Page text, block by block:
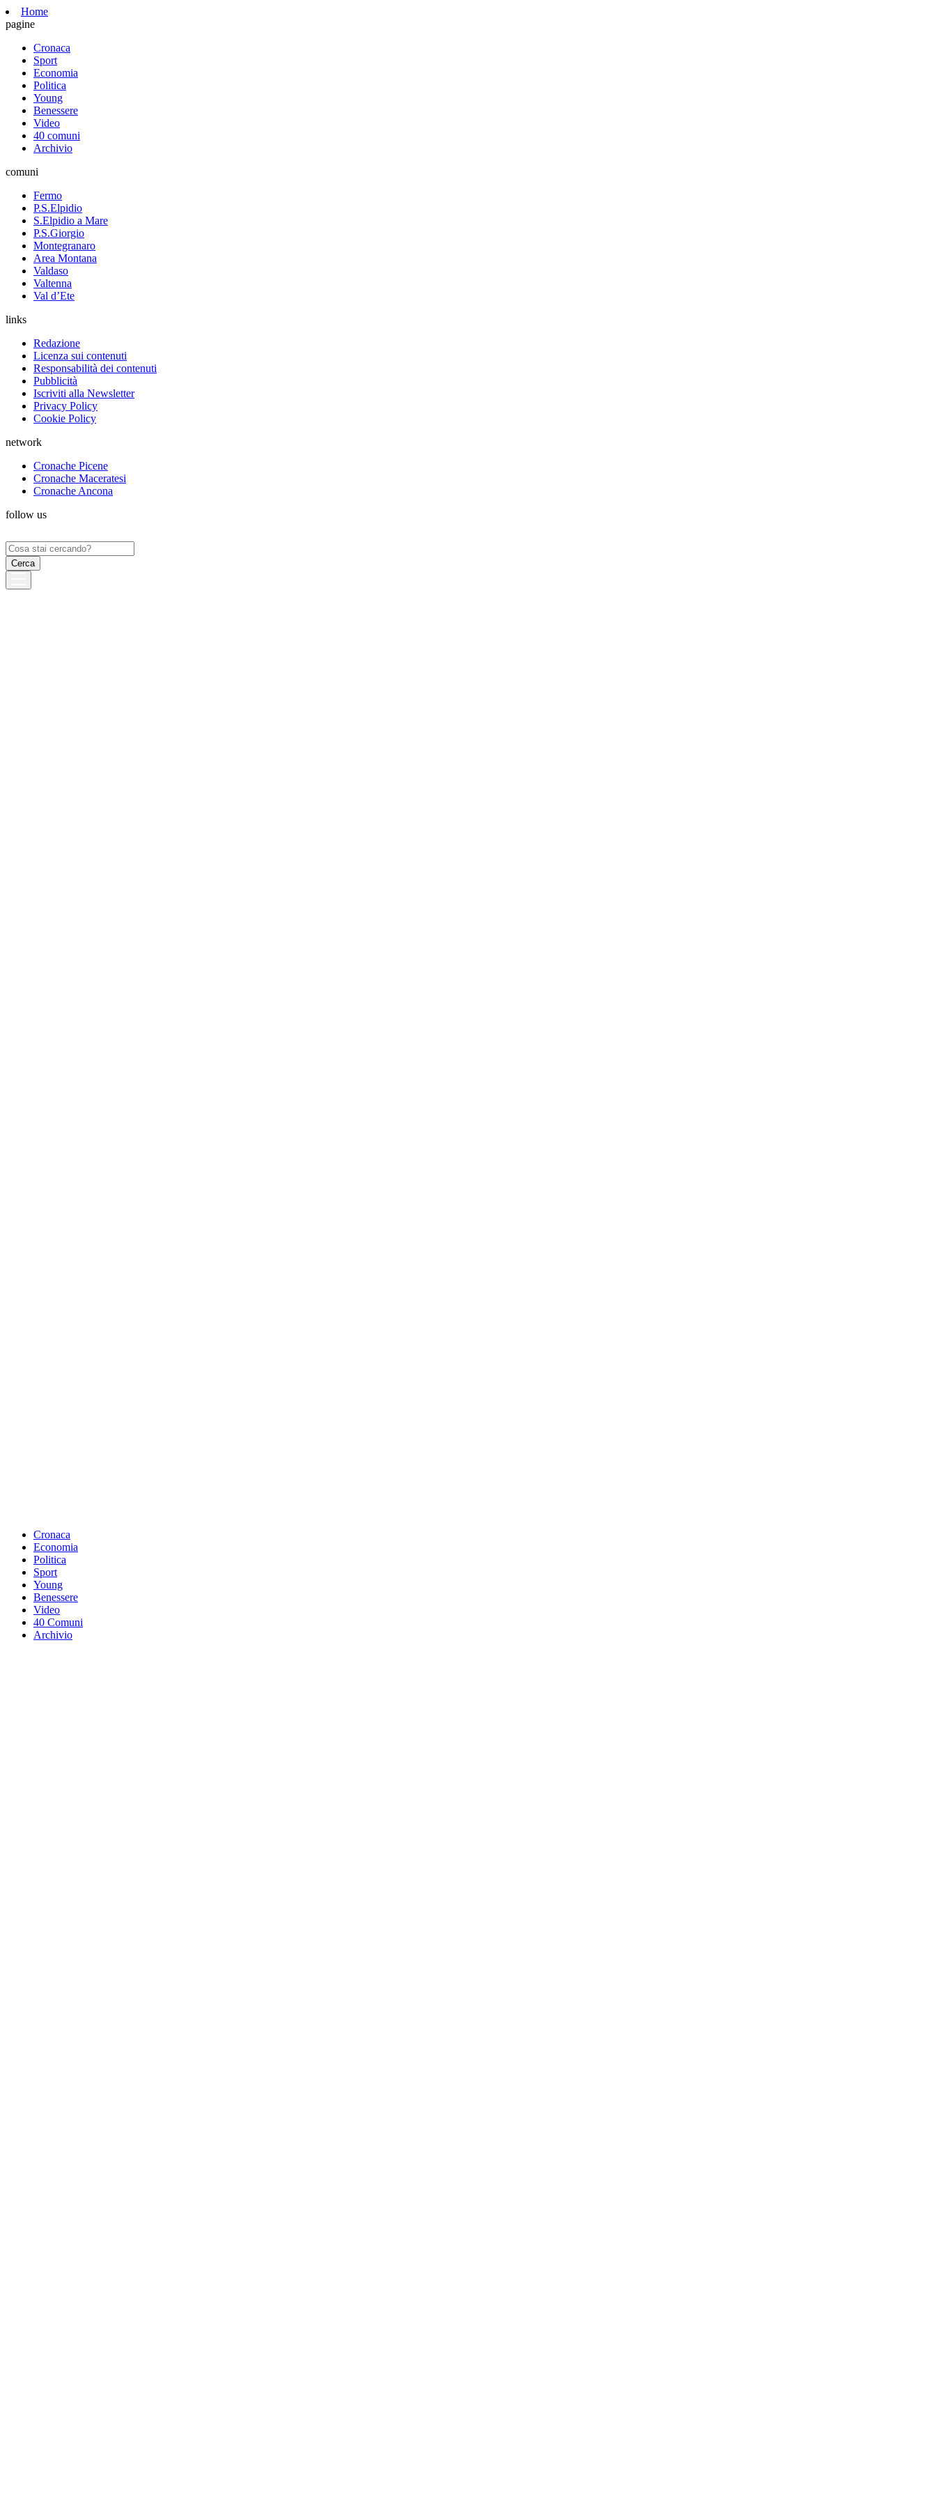
Home
pagine
Cronaca
Sport
Economia
Politica
Young
Benessere
Video
40 comuni
Archivio
comuni
Fermo
P.S.Elpidio
S.Elpidio a Mare
P.S.Giorgio
Montegranaro
Area Montana
Valdaso
Valtenna
Val d’Ete
links
Redazione
Licenza sui contenuti
Responsabilità dei contenuti
Pubblicità
Iscriviti alla Newsletter
Privacy Policy
Cookie Policy
network
Cronache Picene
Cronache Maceratesi
Cronache Ancona
follow us
Ricerca
per:
Cronaca
Economia
Politica
Sport
Young
Benessere
Video
40 Comuni
Archivio